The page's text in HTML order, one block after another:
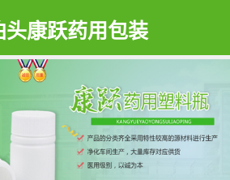
头康跃药用包装